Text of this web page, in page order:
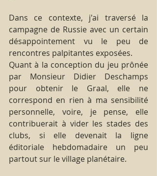
Dans ce contexte, j'ai traversé la
campagne de Russie avec un certain
désappointement vu le peu de
rencontres palpitantes exposées.
Quant à la conception du jeu prônée
par Monsieur Didier Deschamps
pour obtenir le Graal, elle ne
correspond en rien à ma sensibilité
personnelle, voire, je pense, elle
contribuerait à vider les stades des
clubs, si elle devenait la ligne
éditoriale hebdomadaire un peu
partout sur le village planétaire.